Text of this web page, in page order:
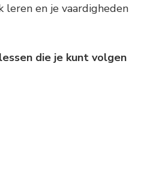
leren en je vaardigheden
die je kunt volgen